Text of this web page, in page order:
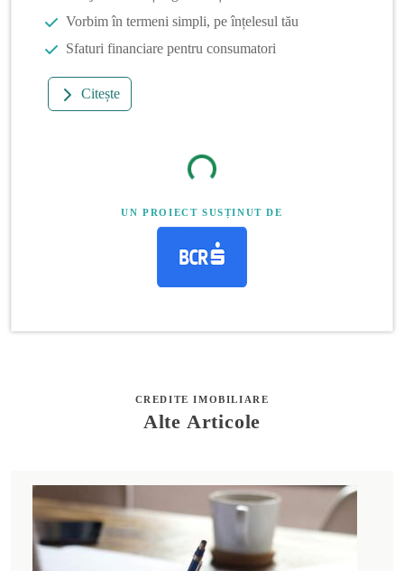
Vorbim în termeni simpli, pe înțelesul tău
Sfaturi financiare pentru consumatori
Citește
UN PROIECT SUSȚINUT DE
CREDITE IMOBILIARE
Alte Articole